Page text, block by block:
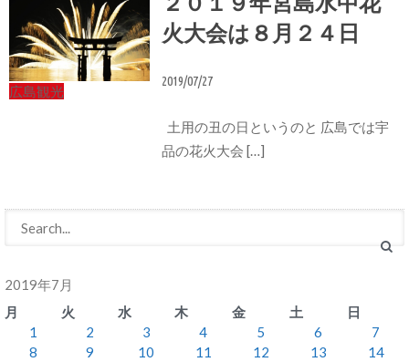
広島観光
火大会は８月２４日
2019/07/27
土用の丑の日というのと 広島では宇
品の花火大会 […]
2019年7月
月
火 水 木 金 土
日
1
2 3 4 5 6
7
8
9 10 11 12 13
14